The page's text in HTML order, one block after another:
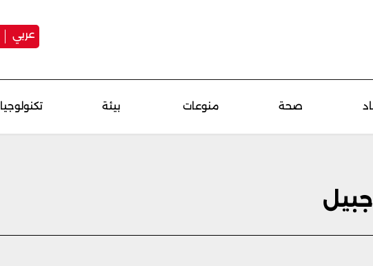
عربي
صحة منوعات بيئة تكنولوجيا